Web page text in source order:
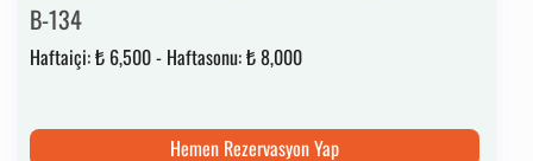
B-134
Haftaiçi:₺ 6,500- Haftasonu:₺ 8,000
Hemen Rezervasyon Yap